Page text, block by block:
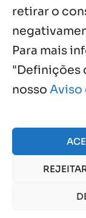
retirar o
Para mais
"Definições
nosso Aviso
Próximos
Agosto,
© 2026 Obra
da Esperança.